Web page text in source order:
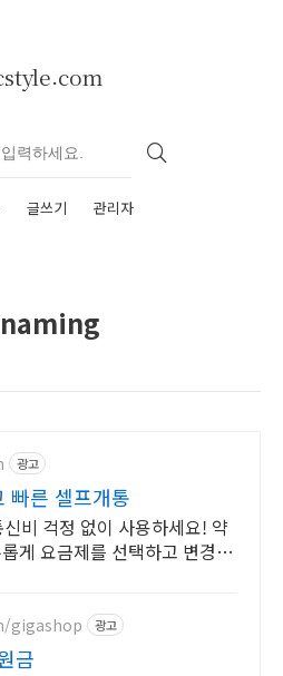
글쓰기 관리자
naming
광고
빠른 셀프개통
비 걱정 없이 사용하세요! 약
게 요금제를 선택하고 변경하
gigashop 광고
금